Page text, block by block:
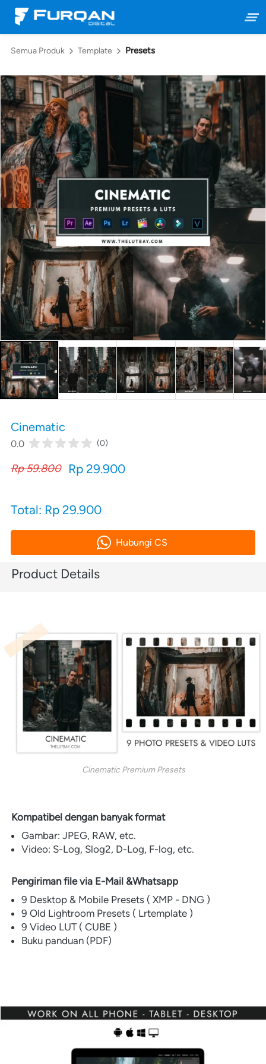
Semua Produk Template Presets
Cinematic
0.0 (0)
Rp 59.800 Rp 29.900
Total: Rp 29.900
` Hubungi CS
Product Details
Cinematic Premium Presets
Kompatibel dengan banyak format
Gambar: JPEG, RAW, etc.
Video: S-Log, Slog2, D-Log, F-log, etc.
Pengiriman file via E-Mail &Whatsapp
9 Desktop & Mobile Presets ( XMP - DNG )
9 Old Lightroom Presets ( Lrtemplate )
9 Video LUT ( CUBE )
Buku panduan (PDF)